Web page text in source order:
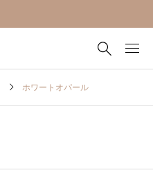
ホワートオパール